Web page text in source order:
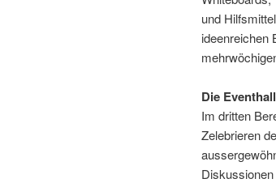
und
ideenreichen
Die
Im dritten
Zelebrieren